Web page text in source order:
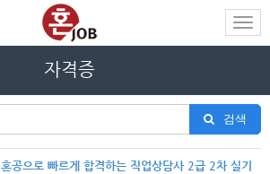
자격증
검색
혼공으로 빠르게 합격하는 직업상담사 2급 2차 실기